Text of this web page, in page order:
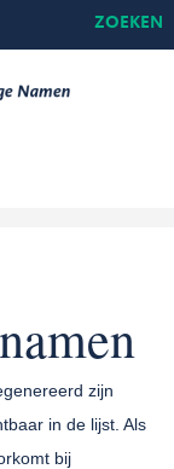
ZOEKEN
zijn
in de lijst. Als
bij